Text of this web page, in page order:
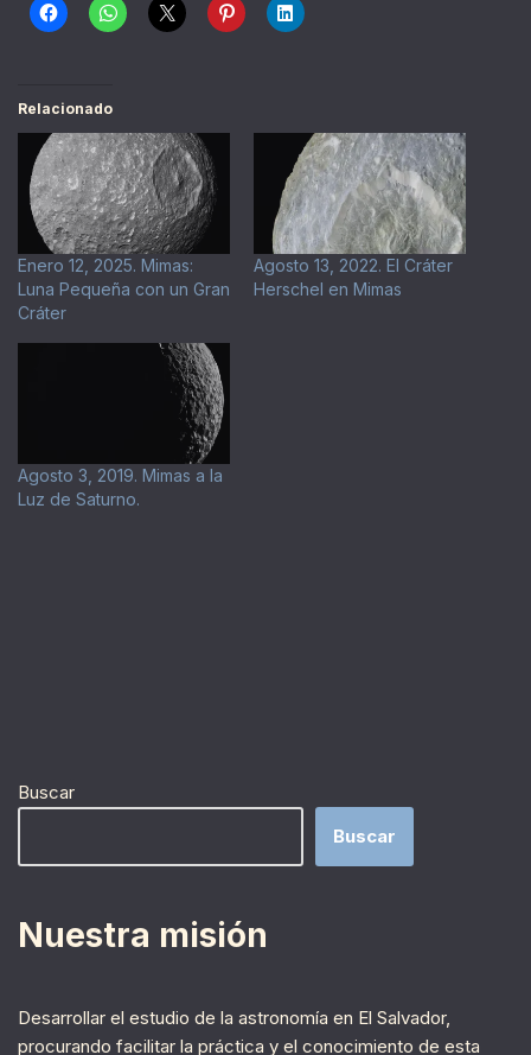
Relacionado
Enero 12, 2025. Mimas:
Luna Pequeña con un Gran
Cráter
Agosto 13, 2022. El Cráter
Herschel en Mimas
Agosto 3, 2019. Mimas a la
Luz de Saturno.
Buscar
Buscar
Nuestra misión
Desarrollar el estudio de la astronomía en El Salvador,
procurando facilitar la práctica y el conocimiento de esta